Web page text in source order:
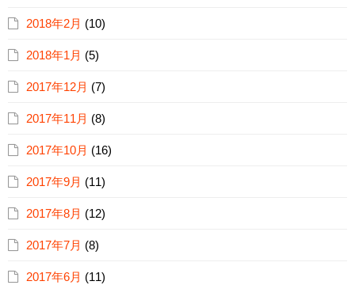
2018年2月 (10)
2018年1月 (5)
2017年12月 (7)
2017年11月 (8)
2017年10月 (16)
2017年9月 (11)
2017年8月 (12)
2017年7月 (8)
2017年6月 (11)